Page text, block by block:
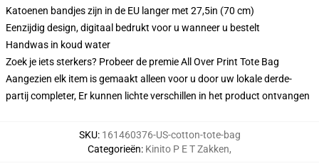
Katoenen bandjes zijn in de EU langer met 27,5in (70 cm)
Eenzijdig design, digitaal bedrukt voor u wanneer u bestelt
Handwas in koud water
Zoek je iets sterkers? Probeer de premie All Over Print Tote Bag
Aangezien elk item is gemaakt alleen voor u door uw lokale derde-
partij completer, Er kunnen lichte verschillen in het product ontvangen
SKU: 161460376-US-cotton-tote-bag
Categorieën: Kinito P E T Zakken,